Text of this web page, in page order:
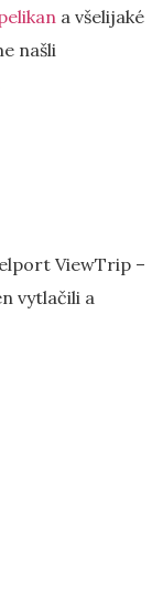
a všelijaké
našli
ViewTrip –
vytlačili a